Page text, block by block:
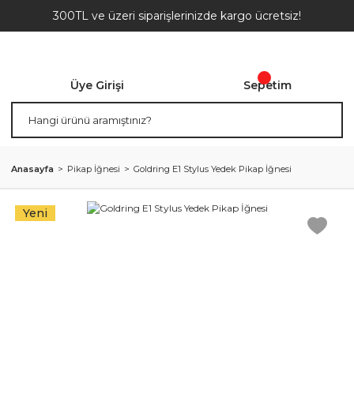
300TL ve üzeri siparişlerinizde kargo ücretsiz!
Üye Girişi Sepetim
Anasayfa Pikap İğnesi Goldring E1 Stylus Yedek Pikap İğnesi
Yeni